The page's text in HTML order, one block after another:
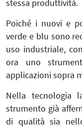
stessa produttività.
Poiché i nuovi e
verde e blu sono
uso industriale,
ora uno
applicazioni sopra
Nella tecnologia
strumento già
di qualità sia